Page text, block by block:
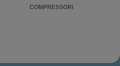
COMPRESSORI